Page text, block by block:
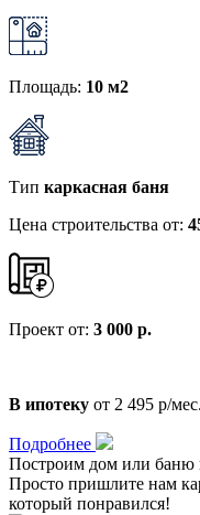
Площадь: 10 м2
Тип каркасная баня
Цена строительства от:
Проект от: 3 000 р.
В ипотеку от 2 495 р/мес.
Подробнее
Построим дом или баню
Просто пришлите нам
который понравился!